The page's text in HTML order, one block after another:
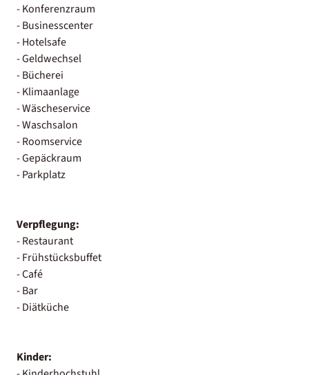
- Konferenzraum
- Businesscenter
- Hotelsafe
- Geldwechsel
- Bücherei
- Klimaanlage
- Wäscheservice
- Waschsalon
- Roomservice
- Gepäckraum
- Parkplatz
Verpflegung:
- Restaurant
- Frühstücksbuffet
- Café
- Bar
- Diätküche
Kinder: